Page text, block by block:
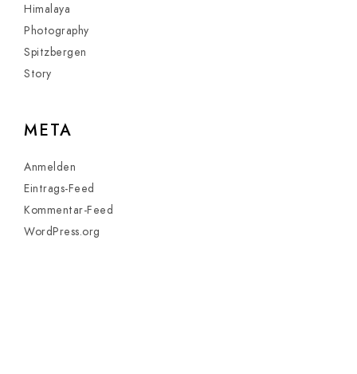
Himalaya
Photography
Spitzbergen
Story
META
Anmelden
Eintrags-Feed
Kommentar-Feed
WordPress.org